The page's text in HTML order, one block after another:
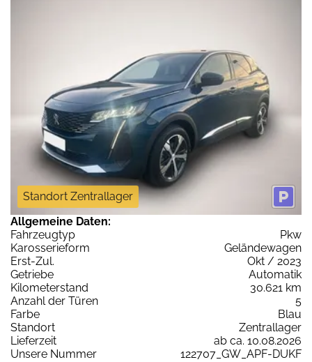
Standort Zentrallager
Allgemeine Daten:
Fahrzeugtyp
Pkw
Karosserieform
Geländewagen
Erst-Zul.
Okt / 2023
Getriebe
Automatik
Kilometerstand
30.621 km
Anzahl der Türen
5
Farbe
Blau
Standort
Zentrallager
Lieferzeit
ab ca. 10.08.2026
Unsere Nummer
122707_GW_APF-DUKF